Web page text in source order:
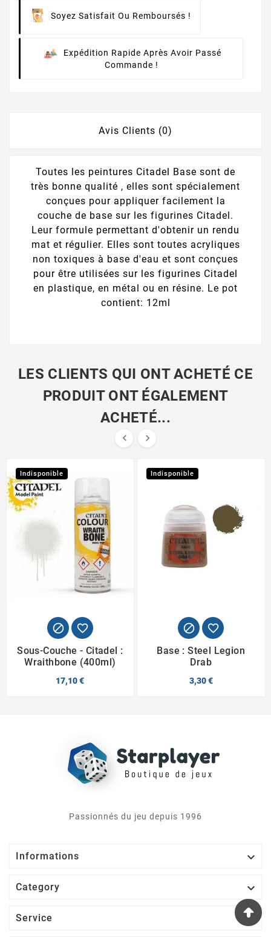
Soyez Satisfait Ou Remboursés !
Expédition Rapide Après Avoir Passé
Commande !
Avis Clients (0)
Toutes les peintures Citadel Base sont de
très bonne qualité , elles sont spécialement
conçues pour appliquer facilement la
couche de base sur les figurines Citadel.
Leur formule permettant d'obtenir un rendu
mat et régulier. Elles sont toutes acryliques
non toxiques à base d'eau et sont conçues
pour être utilisées sur les figurines Citadel
en plastique, en métal ou en résine. Le pot
contient: 12ml
LES CLIENTS QUI ONT ACHETÉ CE
PRODUIT ONT ÉGALEMENT
ACHETÉ...
 
Indisponible
 
Sous-Couche - Citadel :
Wraithbone (400ml)
17,10 €
Indisponible
 
Base : Steel Legion
Drab
3,30 €
Passionnés du jeu depuis 1996
Informations 
Category 
Service 